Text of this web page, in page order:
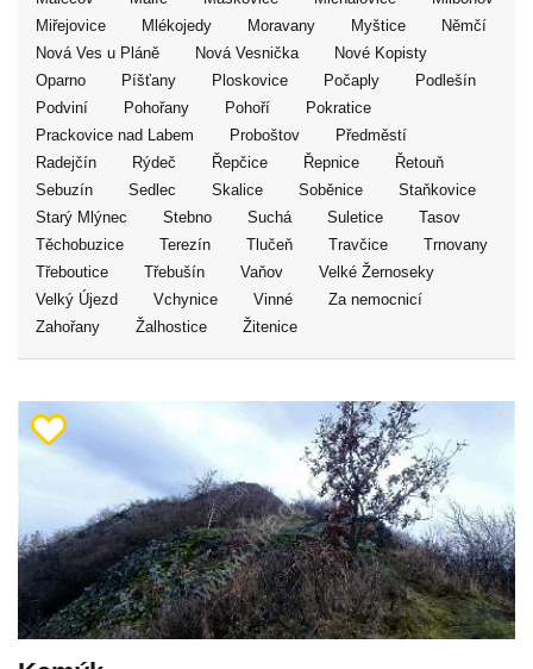
Miřejovice
Mlékojedy Moravany Myštice
Němčí
Nová Ves u Pláně
Nová Vesnička
Nové Kopisty
Oparno
Píšťany Ploskovice Počaply
Podlešín
Podviní
Pohořany Pohoří
Pokratice
Prackovice nad Labem
Proboštov
Předměstí
Radejčín
Rýdeč Řepčice Řepnice
Řetouň
Sebuzín
Sedlec Skalice Soběnice
Staňkovice
Starý Mlýnec
Stebno Suchá Suletice
Tasov
Těchobuzice
Terezín Tlučeň Travčice
Trnovany
Třeboutice
Třebušín Vaňov
Velké Žernoseky
Velký Újezd
Vchynice Vinné
Za nemocnicí
Zahořany
Žalhostice Žitenice